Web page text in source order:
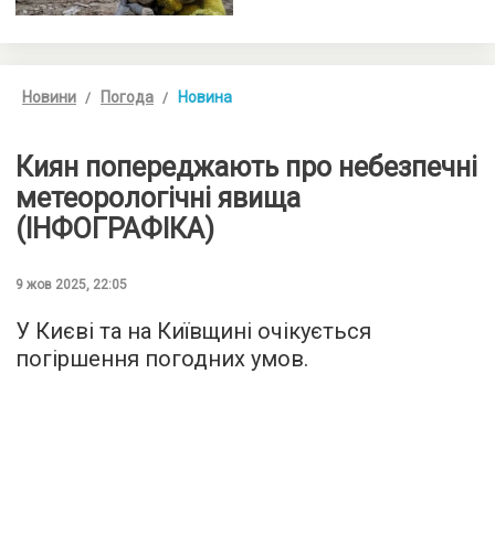
Новини Погода Новина
Киян попереджають про небезпечні
метеорологічні явища
(ІНФОГРАФІКА)
9 жов 2025, 22:05
У Києві та на Київщині очікується
погіршення погодних умов.